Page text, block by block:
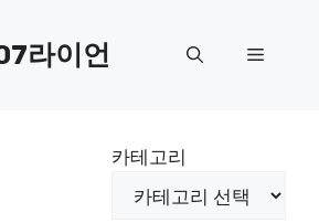
라이언 메
카테고리